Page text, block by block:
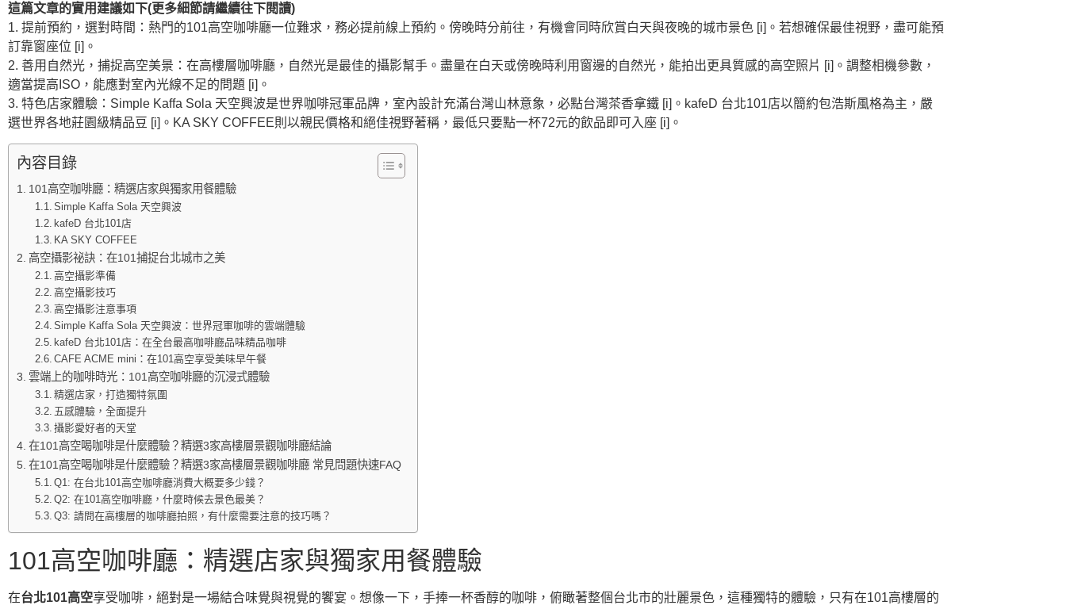
這篇文章的實用建議如下(更多細節請繼續往下閱讀)
1. 提前預約，選對時間：熱門的101高空咖啡廳一位難求，務必提前線上預約。傍晚時分前往，有機會同時欣賞白天與夜晚的城市景色 [i]。若想確保最佳視野，盡可能預
訂靠窗座位 [i]。
2. 善用自然光，捕捉高空美景：在高樓層咖啡廳，自然光是最佳的攝影幫手。盡量在白天或傍晚時利用窗邊的自然光，能拍出更具質感的高空照片 [i]。調整相機參數，
適當提高ISO，能應對室內光線不足的問題 [i]。
3. 特色店家體驗：Simple Kaffa Sola 天空興波是世界咖啡冠軍品牌，室內設計充滿台灣山林意象，必點台灣茶香拿鐵 [i]。kafeD 台北101店以簡約包浩斯風格為主，嚴
選世界各地莊園級精品豆 [i]。KA SKY COFFEE則以親民價格和絕佳視野著稱，最低只要點一杯72元的飲品即可入座 [i]。
內容目錄
101高空咖啡廳：精選店家與獨家用餐體驗
Simple Kaffa Sola 天空興波
kafeD 台北101店
KA SKY COFFEE
高空攝影祕訣：在101捕捉台北城市之美
高空攝影準備
高空攝影技巧
高空攝影注意事項
Simple Kaffa Sola 天空興波：世界冠軍咖啡的雲端體驗
kafeD 台北101店：在全台最高咖啡廳品味精品咖啡
CAFE ACME mini：在101高空享受美味早午餐
雲端上的咖啡時光：101高空咖啡廳的沉浸式體驗
精選店家，打造獨特氛圍
五感體驗，全面提升
攝影愛好者的天堂
在101高空喝咖啡是什麼體驗？精選3家高樓層景觀咖啡廳結論
在101高空喝咖啡是什麼體驗？精選3家高樓層景觀咖啡廳 常見問題快速FAQ
Q1: 在台北101高空咖啡廳消費大概要多少錢？
Q2: 在101高空咖啡廳，什麼時候去景色最美？
Q3: 請問在高樓層的咖啡廳拍照，有什麼需要注意的技巧嗎？
101高空咖啡廳：精選店家與獨家用餐體驗
在台北101高空享受咖啡，絕對是一場結合味覺與視覺的饗宴。想像一下，手捧一杯香醇的咖啡，俯瞰著整個台北市的壯麗景色，這種獨特的體驗，只有在101高樓層的